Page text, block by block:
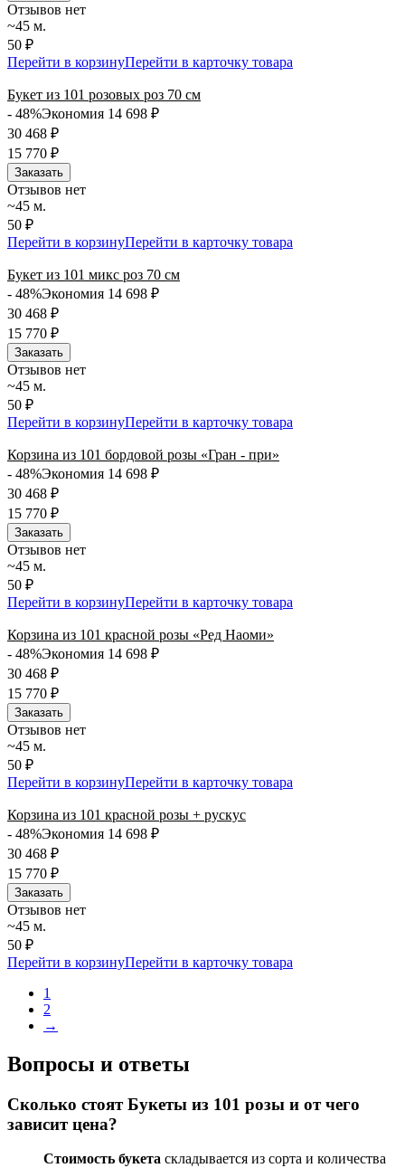
Отзывов нет
~45 м.
50 ₽
Перейти в корзинуПерейти в карточку товара
Букет из 101 розовых роз 70 см
- 48%Экономия 14 698 ₽
30 468 ₽
15 770 ₽
Заказать
Отзывов нет
~45 м.
50 ₽
Перейти в корзинуПерейти в карточку товара
Букет из 101 микс роз 70 см
- 48%Экономия 14 698 ₽
30 468 ₽
15 770 ₽
Заказать
Отзывов нет
~45 м.
50 ₽
Перейти в корзинуПерейти в карточку товара
Корзина из 101 бордовой розы «Гран - при»
- 48%Экономия 14 698 ₽
30 468 ₽
15 770 ₽
Заказать
Отзывов нет
~45 м.
50 ₽
Перейти в корзинуПерейти в карточку товара
Корзина из 101 красной розы «Ред Наоми»
- 48%Экономия 14 698 ₽
30 468 ₽
15 770 ₽
Заказать
Отзывов нет
~45 м.
50 ₽
Перейти в корзинуПерейти в карточку товара
Корзина из 101 красной розы + рускус
- 48%Экономия 14 698 ₽
30 468 ₽
15 770 ₽
Заказать
Отзывов нет
~45 м.
50 ₽
Перейти в корзинуПерейти в карточку товара
1
2
→
Вопросы и ответы
Сколько стоятБукеты из 101 розы и от чего
зависит цена?
Стоимость букета складывается из сорта и количества